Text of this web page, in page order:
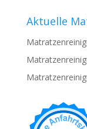
Aktuelle